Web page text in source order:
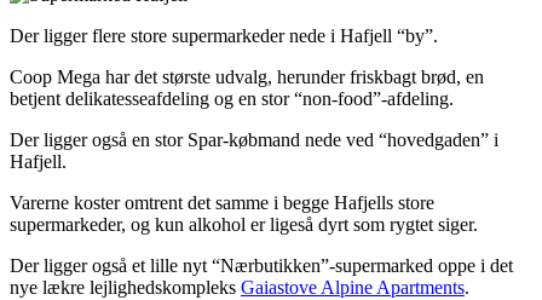
Der ligger flere store supermarkeder nede i Hafjell “by”.
Coop Mega har det største udvalg, herunder friskbagt brød, en
betjent delikatesseafdeling og en stor “non-food”-afdeling.
Der ligger også en stor Spar-købmand nede ved “hovedgaden” i
Hafjell.
Varerne koster omtrent det samme i begge Hafjells store
supermarkeder, og kun alkohol er ligeså dyrt som rygtet siger.
Der ligger også et lille nyt “Nærbutikken”-supermarked oppe i det
nye lækre lejlighedskompleks Gaiastove Alpine Apartments.